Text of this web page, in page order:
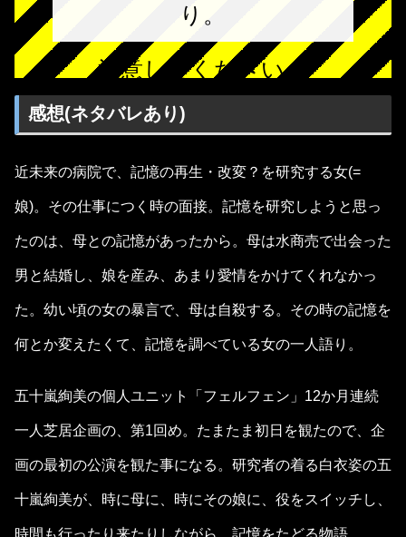
り。
注意してください。
感想(ネタバレあり)
近未来の病院で、記憶の再生・改変？を研究する女(=
娘)。その仕事につく時の面接。記憶を研究しようと思っ
たのは、母との記憶があったから。母は水商売で出会った
男と結婚し、娘を産み、あまり愛情をかけてくれなかっ
た。幼い頃の女の暴言で、母は自殺する。その時の記憶を
何とか変えたくて、記憶を調べている女の一人語り。
五十嵐絢美の個人ユニット「フェルフェン」12か月連続
一人芝居企画の、第1回め。たまたま初日を観たので、企
画の最初の公演を観た事になる。研究者の着る白衣姿の五
十嵐絢美が、時に母に、時にその娘に、役をスイッチし、
時間も行ったり来たりしながら、記憶をたどる物語。